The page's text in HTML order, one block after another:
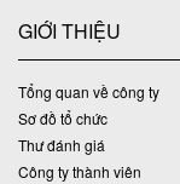
GIỚI THIỆU
Tổng quan về công ty
Sơ đồ tổ chức
Thư đánh giá
Công ty thành viên